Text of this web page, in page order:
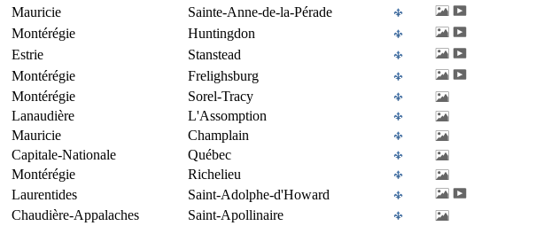
Mauricie
Sainte-Anne-de-la-Pérade
Montérégie
Huntingdon
Estrie
Stanstead
Montérégie
Frelighsburg
Montérégie
Sorel-Tracy
Lanaudière
L'Assomption
Mauricie
Champlain
Capitale-Nationale
Québec
Montérégie
Richelieu
Laurentides
Saint-Adolphe-d'Howard
Chaudière-Appalaches
Saint-Apollinaire